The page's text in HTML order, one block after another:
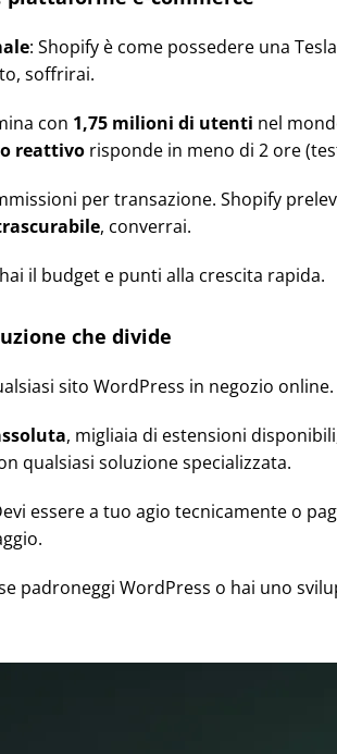
: Shopify è come possedere una
soffrirai.
con 1,75 milioni di utenti nel
reattivo risponde in meno di 2 ore
per transazione. Shopify
, converrai.
il budget e punti alla crescita rapida.
che divide
sito WordPress in negozio
, migliaia di estensioni
qualsiasi soluzione specializzata.
essere a tuo agio tecnicamente o
padroneggi WordPress o hai uno